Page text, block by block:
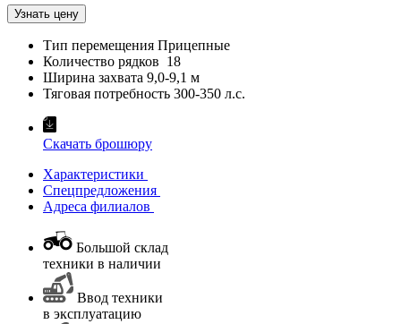
Узнать цену
Тип перемещения Прицепные
Количество рядков 18
Ширина захвата 9,0-9,1 м
Тяговая потребность 300-350 л.с.
Скачать брошюру
Характеристики
Спецпредложения
Адреса филиалов
Большой склад
техники в наличии
Ввод техники
в эксплуатацию